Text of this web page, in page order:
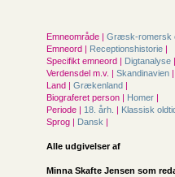
Emneområde | Græsk-romersk
Emneord | Receptionshistorie |
Specifikt emneord | Digtanalyse |
Verdensdel m.v. | Skandinavien |
Land | Grækenland |
Biograferet person | Homer |
Periode | 18. årh. | Klassisk
Sprog | Dansk |
Alle udgivelser af
Minna Skafte Jensen som